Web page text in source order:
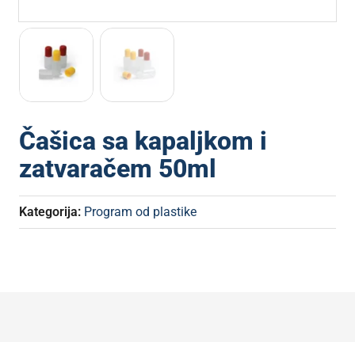
Čašica sa kapaljkom i
zatvaračem 50ml
Kategorija: Program od plastike